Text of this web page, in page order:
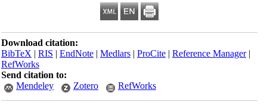
Download citation:
BibTeX|RIS|EndNote|Medlars|ProCite|Reference Manager
RefWorks
Send citation to:
Mendeley
Zotero RefWorks